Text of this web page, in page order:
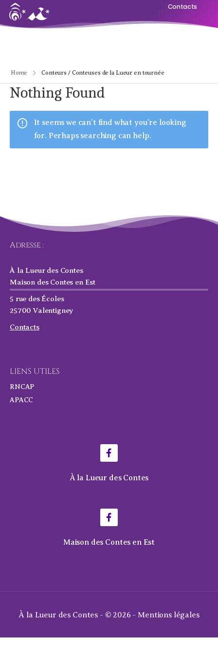
Contacts
Home Conteurs / Conteuses de la Lueur en tournée
Nothing Found
It seems we can’t find what you’re looking
for. Perhaps searching can help.
Adresse :
À la Lueur des Contes
Maison des Contes en Est
5 rue des Écoles
25700 Valentigney
Contacts
LIENS UTILES
RNCAP
APACC
À la Lueur des Contes
Maison des Contes en Est
À la Lueur des Contes - © 2026 - Mentions légales